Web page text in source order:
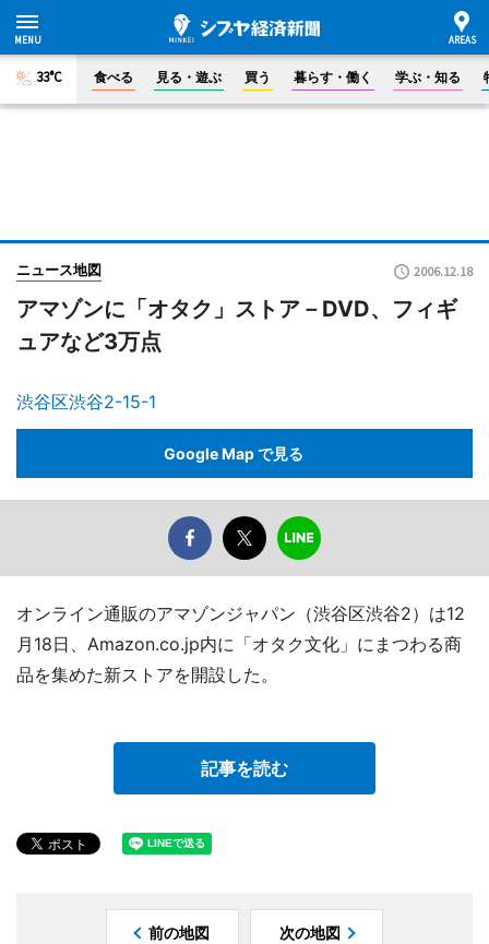
33°C 食べる 見る・遊ぶ 買う 暮らす・働く 学ぶ・知る
ニュース地図 2006.12.18
アマゾンに「オタク」ストア－DVD、フィギ
ュアなど3万点
渋谷区渋谷2-15-1
Google Map で見る
オンライン通販のアマゾンジャパン（渋谷区渋谷2）は12
月18日、Amazon.co.jp内に「オタク文化」にまつわる商
品を集めた新ストアを開設した。
記事を読む
前の地図 次の地図